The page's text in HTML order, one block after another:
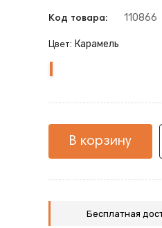
Код товара: 110866
Цвет: Карамель
В корзину
Бесплатная